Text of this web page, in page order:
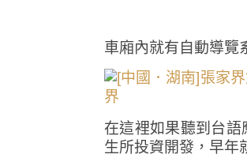
車廂內就有自動導覽
在這裡如果聽到台
生所投資開發，早年